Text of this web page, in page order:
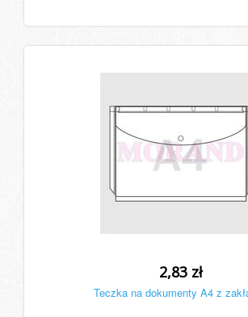
2,83 zł
Teczka na dokumenty A4 z